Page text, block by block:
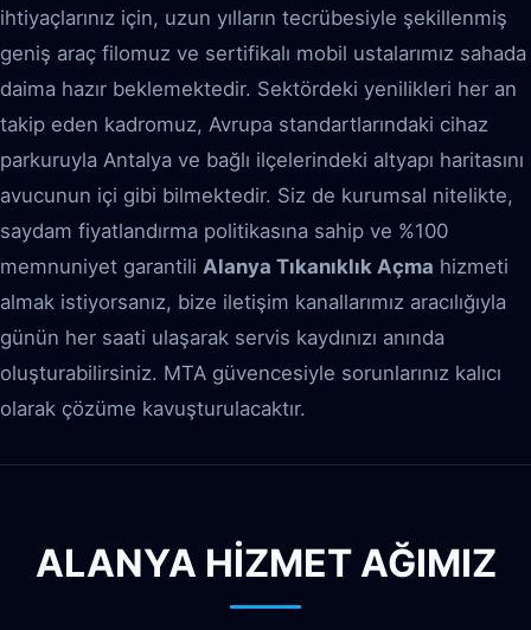
ihtiyaçlarınız için, uzun yılların tecrübesiyle şekillenmiş
geniş araç filomuz ve sertifikalı mobil ustalarımız sahada
daima hazır beklemektedir. Sektördeki yenilikleri her an
takip eden kadromuz, Avrupa standartlarındaki cihaz
parkuruyla Antalya ve bağlı ilçelerindeki altyapı haritasını
avucunun içi gibi bilmektedir. Siz de kurumsal nitelikte,
saydam fiyatlandırma politikasına sahip ve %100
memnuniyet garantili Alanya Tıkanıklık Açma hizmeti
almak istiyorsanız, bize iletişim kanallarımız aracılığıyla
günün her saati ulaşarak servis kaydınızı anında
oluşturabilirsiniz. MTA güvencesiyle sorunlarınız kalıcı
olarak çözüme kavuşturulacaktır.
ALANYA HİZMET AĞIMIZ